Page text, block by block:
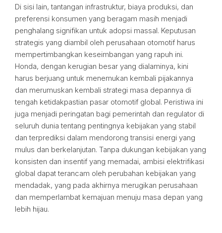
Di sisi lain, tantangan infrastruktur, biaya produksi, dan
preferensi konsumen yang beragam masih menjadi
penghalang signifikan untuk adopsi massal. Keputusan
strategis yang diambil oleh perusahaan otomotif harus
mempertimbangkan keseimbangan yang rapuh ini.
Honda, dengan kerugian besar yang dialaminya, kini
harus berjuang untuk menemukan kembali pijakannya
dan merumuskan kembali strategi masa depannya di
tengah ketidakpastian pasar otomotif global. Peristiwa ini
juga menjadi peringatan bagi pemerintah dan regulator di
seluruh dunia tentang pentingnya kebijakan yang stabil
dan terprediksi dalam mendorong transisi energi yang
mulus dan berkelanjutan. Tanpa dukungan kebijakan yang
konsisten dan insentif yang memadai, ambisi elektrifikasi
global dapat terancam oleh perubahan kebijakan yang
mendadak, yang pada akhirnya merugikan perusahaan
dan memperlambat kemajuan menuju masa depan yang
lebih hijau.